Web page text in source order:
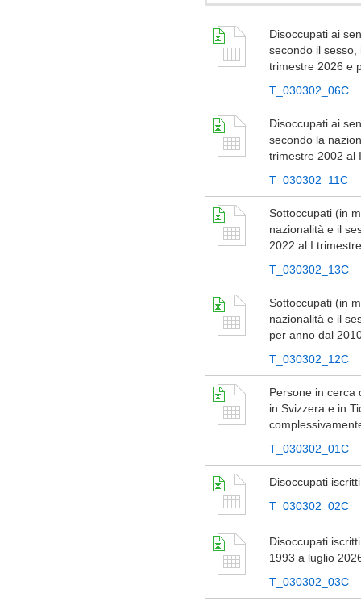
Disoccupati ai
secondo il
trimestre 2026 e
T_030302_06C
Disoccupati ai
secondo la
trimestre 2002 al
T_030302_11C
Sottoccupati (in
nazionalità e il
2022 al I
T_030302_13C
Sottoccupati (in
nazionalità e il
per anno dal
T_030302_12C
Persone in cerca
in Svizzera e in
T_030302_01C
Disoccupati
T_030302_02C
Disoccupati
1993 a luglio
T_030302_03C